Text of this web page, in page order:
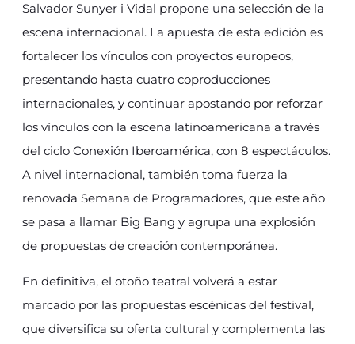
Salvador Sunyer i Vidal propone una selección de la
escena internacional. La apuesta de esta edición es
fortalecer los vínculos con proyectos europeos,
presentando hasta cuatro coproducciones
internacionales, y continuar apostando por reforzar
los vínculos con la escena latinoamericana a través
del ciclo Conexión Iberoamérica, con 8 espectáculos.
A nivel internacional, también toma fuerza la
renovada Semana de Programadores, que este año
se pasa a llamar Big Bang y agrupa una explosión
de propuestas de creación contemporánea.
En definitiva, el otoño teatral volverá a estar
marcado por las propuestas escénicas del festival,
que diversifica su oferta cultural y complementa las